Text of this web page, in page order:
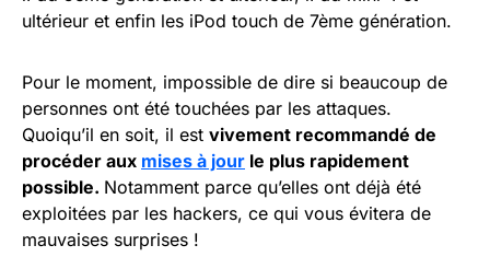
ultérieur et enfin les iPod touch de 7ème génération.
Pour le moment, impossible de dire si beaucoup de
personnes ont été touchées par les attaques.
Quoiqu’il en soit, il est vivement recommandé de
procéder aux mises à jour le plus rapidement
possible. Notamment parce qu’elles ont déjà été
exploitées par les hackers, ce qui vous évitera de
mauvaises surprises !